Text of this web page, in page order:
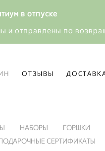
в отпуске
и отправлены по
ОТЗЫВЫ
ОТЗЫВЫ
НАБОРЫ ГОРШКИ
СЕРТИФИКАТЫ